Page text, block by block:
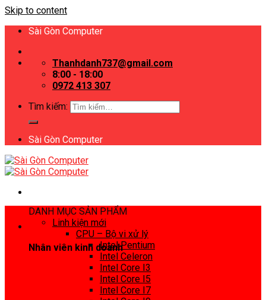
Skip to content
Sài Gòn Computer
Thanhdanh737@gmail.com
8:00 - 18:00
0972 413 307
Tìm kiếm:
Sài Gòn Computer
Nhân viên kinh doanh
DANH MỤC SẢN PHẨM
Linh kiện mới
CPU – Bộ vi xử lý
Intel Pentium
Intel Celeron
Intel Core I3
Intel Core I5
Intel Core I7